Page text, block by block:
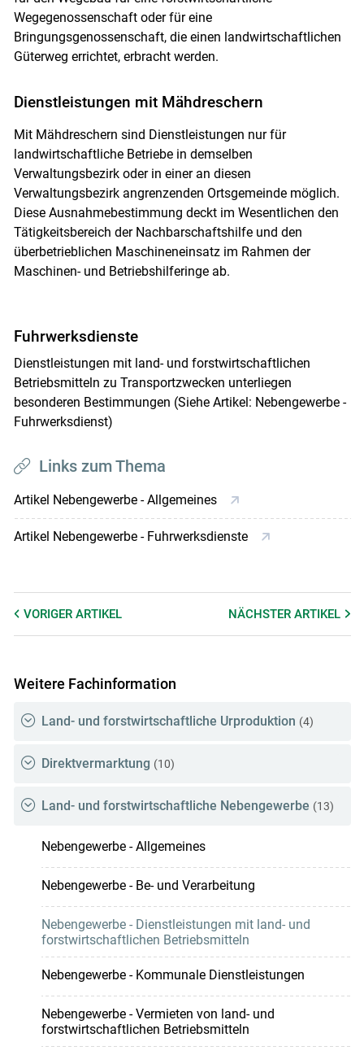
Wegegenossenschaft oder für eine
Bringungsgenossenschaft, die einen landwirtschaftlichen
Güterweg errichtet, erbracht werden.
Dienstleistungen mit Mähdreschern
Mit Mähdreschern sind Dienstleistungen nur für
landwirtschaftliche Betriebe in demselben
Verwaltungsbezirk oder in einer an diesen
Verwaltungsbezirk angrenzenden Ortsgemeinde möglich.
Diese Ausnahmebestimmung deckt im Wesentlichen den
Tätigkeitsbereich der Nachbarschaftshilfe und den
überbetrieblichen Maschineneinsatz im Rahmen der
Maschinen- und Betriebshilferinge ab.
Fuhrwerksdienste
Dienstleistungen mit land- und forstwirtschaftlichen
Betriebsmitteln zu Transportzwecken unterliegen
besonderen Bestimmungen (Siehe Artikel: Nebengewerbe -
Fuhrwerksdienst)
Links zum Thema
Artikel Nebengewerbe - Allgemeines
Artikel Nebengewerbe - Fuhrwerksdienste
VORIGER ARTIKEL NÄCHSTERARTIKEL
Weitere Fachinformation
Land- und forstwirtschaftliche Urproduktion (4)
Direktvermarktung (10)
Land- und forstwirtschaftliche Nebengewerbe (13)
Nebengewerbe - Allgemeines
Nebengewerbe - Be- und Verarbeitung
Nebengewerbe - Dienstleistungen mit land- und
forstwirtschaftlichen Betriebsmitteln
Nebengewerbe - Kommunale Dienstleistungen
Nebengewerbe - Vermieten von land- und
forstwirtschaftlichen Betriebsmitteln